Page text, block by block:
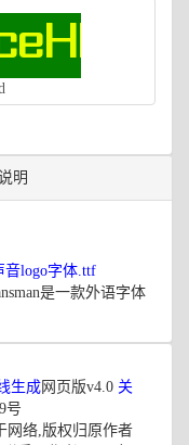
明
音logo字体.ttf
是一款外语字体
生成网页版v4.0 关
号
网络,版权归原作者